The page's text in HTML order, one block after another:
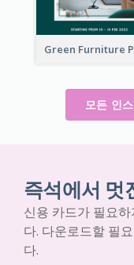
모든 인
즉석에서 멋
신용 카드가 필요
다. 다운로드할 필
다.